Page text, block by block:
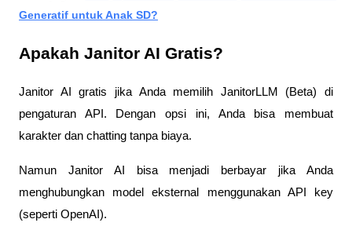
Generatif untuk Anak SD?
Apakah Janitor AI Gratis?
Janitor AI gratis jika Anda memilih JanitorLLM (Beta) di
pengaturan API. Dengan opsi ini, Anda bisa membuat
karakter dan chatting tanpa biaya.
Namun Janitor AI bisa menjadi berbayar jika Anda
menghubungkan model eksternal menggunakan API key
(seperti OpenAI).